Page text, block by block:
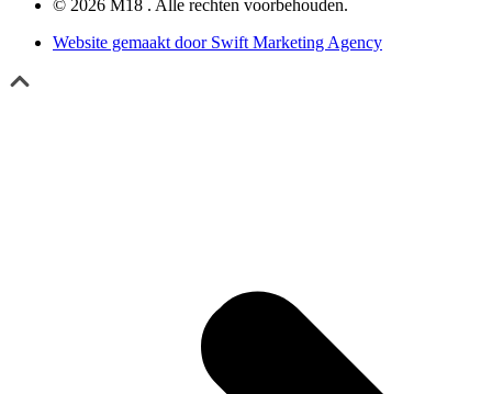
© 2026 M18 . Alle rechten voorbehouden.
Website gemaakt door Swift Marketing Agency